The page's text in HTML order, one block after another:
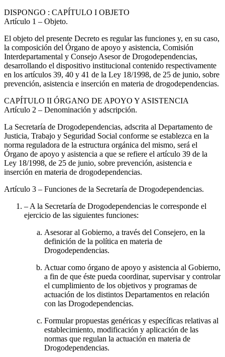
DISPONGO : CAPÍTULO I OBJETO
Artículo 1 – Objeto.
El objeto del presente Decreto es regular las funciones y, en su caso,
la composición del Órgano de apoyo y asistencia, Comisión
Interdepartamental y Consejo Asesor de Drogodependencias,
desarrollando el dispositivo institucional contenido respectivamente
en los artículos 39, 40 y 41 de la Ley 18/1998, de 25 de junio, sobre
prevención, asistencia e inserción en materia de drogodependencias.
CAPÍTULO II ÓRGANO DE APOYO Y ASISTENCIA
Artículo 2 – Denominación y adscripción.
La Secretaría de Drogodependencias, adscrita al Departamento de
Justicia, Trabajo y Seguridad Social conforme se establezca en la
norma reguladora de la estructura orgánica del mismo, será el
Órgano de apoyo y asistencia a que se refiere el artículo 39 de la
Ley 18/1998, de 25 de junio, sobre prevención, asistencia e
inserción en materia de drogodependencias.
Artículo 3 – Funciones de la Secretaría de Drogodependencias.
– A la Secretaría de Drogodependencias le corresponde el
ejercicio de las siguientes funciones:
Asesorar al Gobierno, a través del Consejero, en la
definición de la política en materia de
Drogodependencias.
Actuar como órgano de apoyo y asistencia al Gobierno,
a fin de que éste pueda coordinar, supervisar y controlar
el cumplimiento de los objetivos y programas de
actuación de los distintos Departamentos en relación
con las Drogodependencias.
Formular propuestas genéricas y específicas relativas al
establecimiento, modificación y aplicación de las
normas que regulan la actuación en materia de
Drogodependencias.